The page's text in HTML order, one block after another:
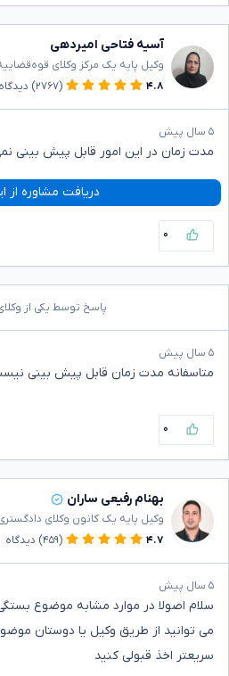
آسیه فتاحی امیردهی
وکیل پایه یک مرکز وکلای
۴.۸
(۲۷۶۷) دیدگاه
۵ سال پیش
مدت زمان در این امور قابل پیش بینی
دریافت مشاوره از
۰
پاسخ توسط یکی از وکلای
۵ سال پیش
متاسفانه مدت زمان قابل پیش بینی
۰
بهنام رفیعی ساران
وکیل پایه یک کانون وکلای
۴.۷
(۴۵۹) دیدگاه
۵ سال پیش
سلام اصولا در موارد مشابه موضوع
می توانید از طریق وکیل یا دوستان
سریعتر اخذ قبولی کنید